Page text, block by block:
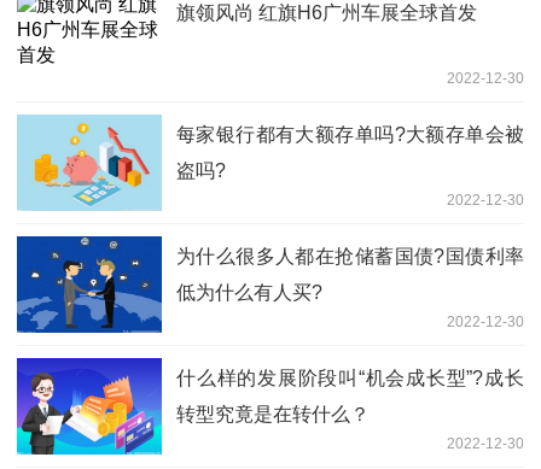
旗领风尚 红旗H6广州车展全球首发
2022-12-30
每家银行都有大额存单吗?大额存单会被
盗吗?
2022-12-30
为什么很多人都在抢储蓄国债?国债利率
低为什么有人买?
2022-12-30
什么样的发展阶段叫“机会成长型”?成长
转型究竟是在转什么？
2022-12-30